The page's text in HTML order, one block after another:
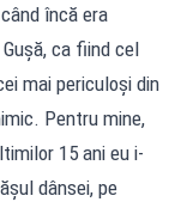
încă era
ca fiind cel
mai periculoși din
Pentru mine,
15 ani eu i-
dânsei, pe